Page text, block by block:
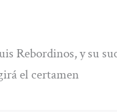
Rebordinos, y su
el certamen